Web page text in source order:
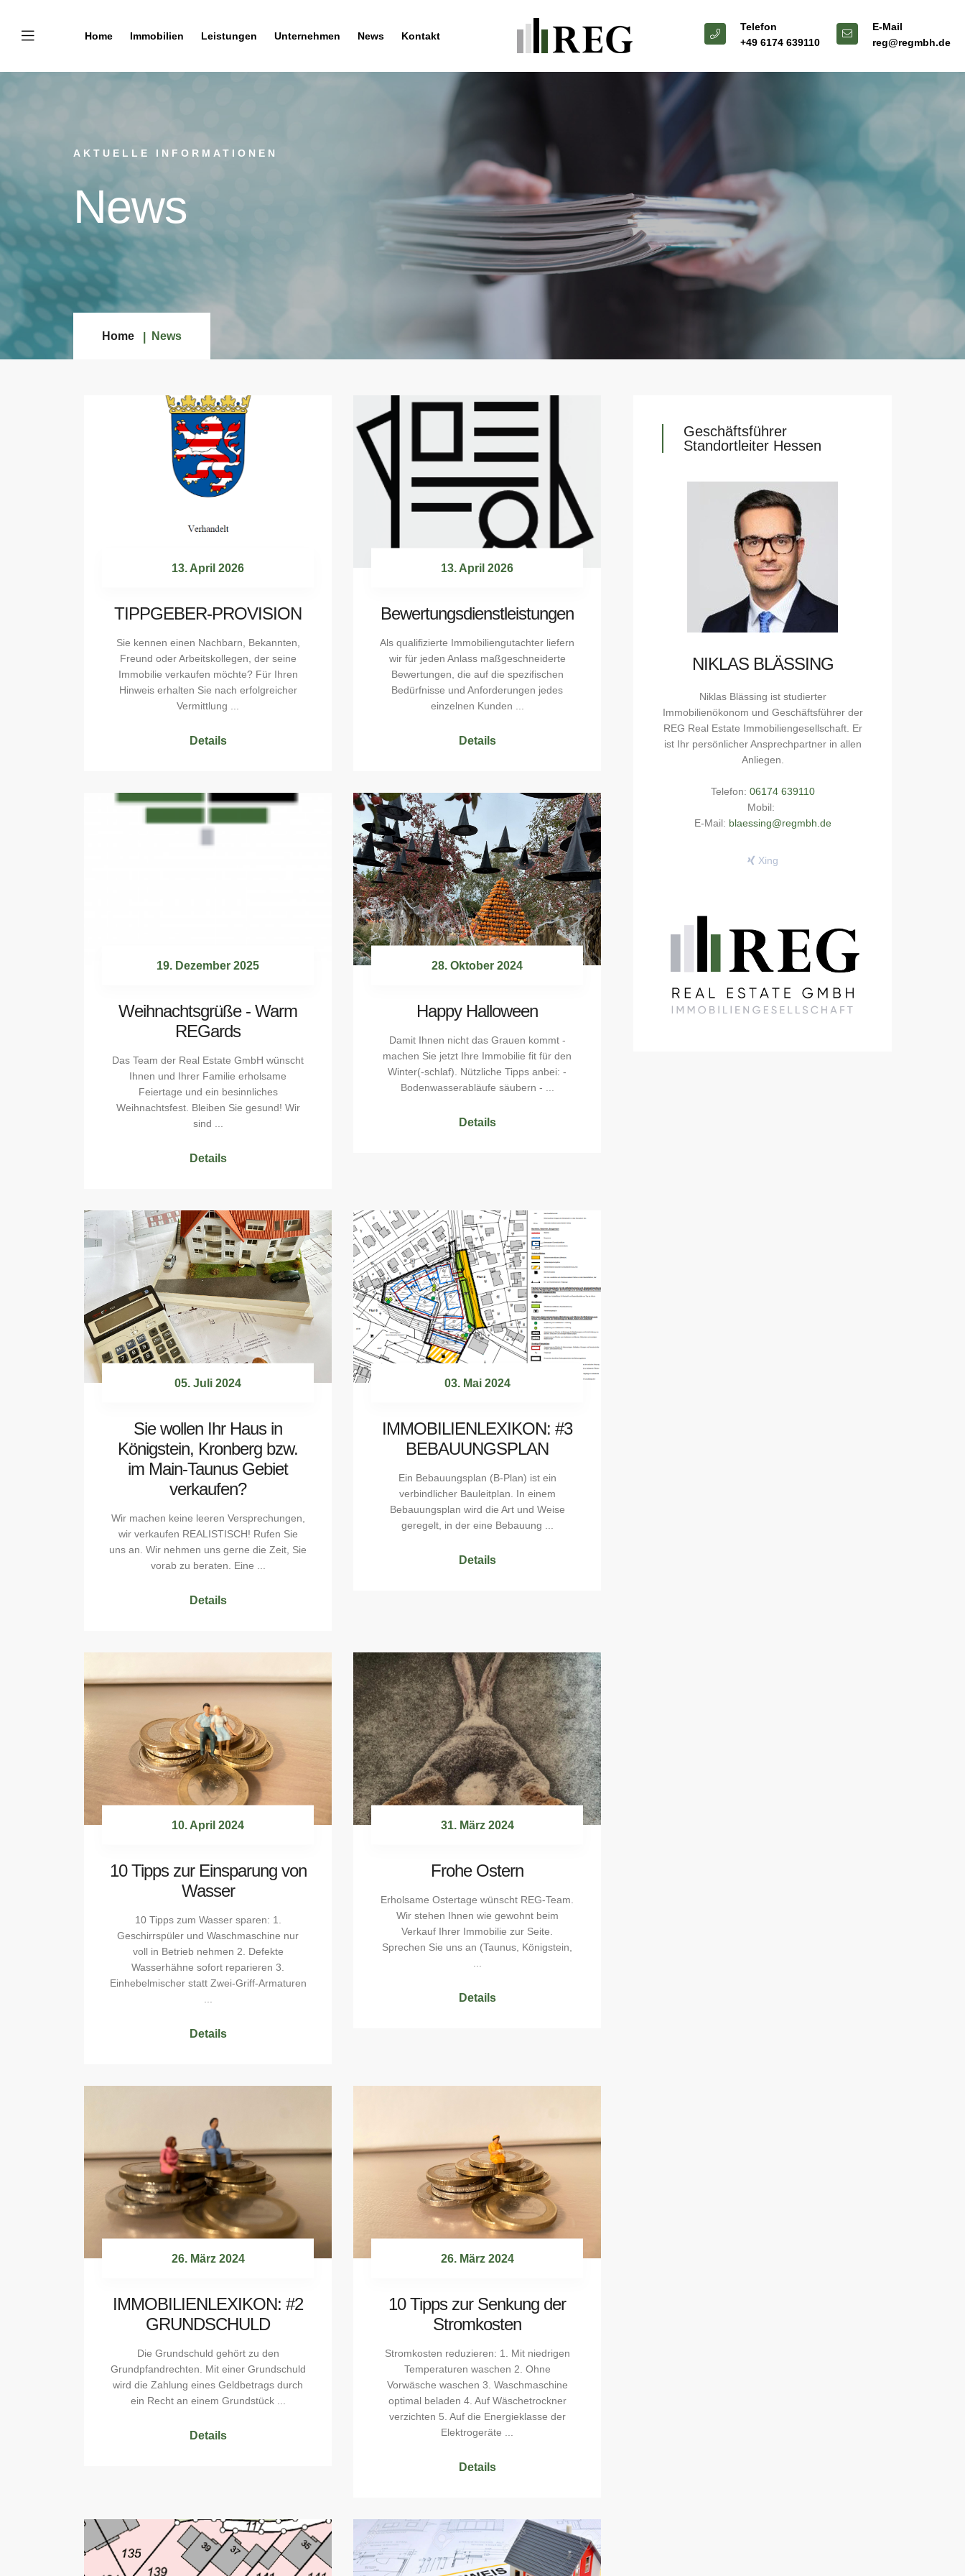
Home Immobilien Leistungen Unternehmen News Kontakt
Telefon
+49 6174 639110
E-Mail
reg@regmbh.de
AKTUELLE INFORMATIONEN
News
Home News
13. April 2026
TIPPGEBER-PROVISION
Sie kennen einen Nachbarn, Bekannten,
Freund oder Arbeitskollegen, der seine
Immobilie verkaufen möchte? Für Ihren
Hinweis erhalten Sie nach erfolgreicher
Vermittlung ...
Details
13. April 2026
Bewertungsdienstleistungen
Als qualifizierte Immobiliengutachter liefern
wir für jeden Anlass maßgeschneiderte
Bewertungen, die auf die spezifischen
Bedürfnisse und Anforderungen jedes
einzelnen Kunden ...
Details
19. Dezember 2025
Weihnachtsgrüße - Warm
REGards
Das Team der Real Estate GmbH wünscht
Ihnen und Ihrer Familie erholsame
Feiertage und ein besinnliches
Weihnachtsfest. Bleiben Sie gesund! Wir
sind ...
Details
28. Oktober 2024
Happy Halloween
Damit Ihnen nicht das Grauen kommt -
machen Sie jetzt Ihre Immobilie fit für den
Winter(-schlaf). Nützliche Tipps anbei: -
Bodenwasserabläufe säubern - ...
Details
05. Juli 2024
Sie wollen Ihr Haus in
Königstein, Kronberg bzw.
im Main-Taunus Gebiet
verkaufen?
Wir machen keine leeren Versprechungen,
wir verkaufen REALISTISCH! Rufen Sie
uns an. Wir nehmen uns gerne die Zeit, Sie
vorab zu beraten. Eine ...
Details
03. Mai 2024
IMMOBILIENLEXIKON: #3
BEBAUUNGSPLAN
Ein Bebauungsplan (B-Plan) ist ein
verbindlicher Bauleitplan. In einem
Bebauungsplan wird die Art und Weise
geregelt, in der eine Bebauung ...
Details
10. April 2024
10 Tipps zur Einsparung von
Wasser
10 Tipps zum Wasser sparen: 1.
Geschirrspüler und Waschmaschine nur
voll in Betrieb nehmen 2. Defekte
Wasserhähne sofort reparieren 3.
Einhebelmischer statt Zwei-Griff-Armaturen
Details
31. März 2024
Frohe Ostern
Erholsame Ostertage wünscht REG-Team.
Wir stehen Ihnen wie gewohnt beim
Verkauf Ihrer Immobilie zur Seite.
Sprechen Sie uns an (Taunus, Königstein,
Details
26. März 2024
IMMOBILIENLEXIKON: #2
GRUNDSCHULD
Die Grundschuld gehört zu den
Grundpfandrechten. Mit einer Grundschuld
wird die Zahlung eines Geldbetrags durch
ein Recht an einem Grundstück ...
Details
26. März 2024
10 Tipps zur Senkung der
Stromkosten
Stromkosten reduzieren: 1. Mit niedrigen
Temperaturen waschen 2. Ohne
Vorwäsche waschen 3. Waschmaschine
optimal beladen 4. Auf Wäschetrockner
verzichten 5. Auf die Energieklasse der
Elektrogeräte ...
Details
Geschäftsführer
Standortleiter Hessen
NIKLAS BLÄSSING
Niklas Blässing ist studierter
Immobilienökonom und Geschäftsführer der
REG Real Estate Immobiliengesellschaft. Er
ist Ihr persönlicher Ansprechpartner in allen
Anliegen.
Telefon: 06174 639110
Mobil:
E-Mail: blaessing@regmbh.de
Xing